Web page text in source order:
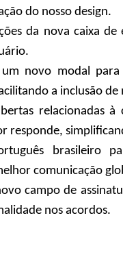
do nosso design.
da nova caixa
novo modal
a inclusão
relacionadas
responde,
brasileiro
comunicação
campo de
nos acordos.